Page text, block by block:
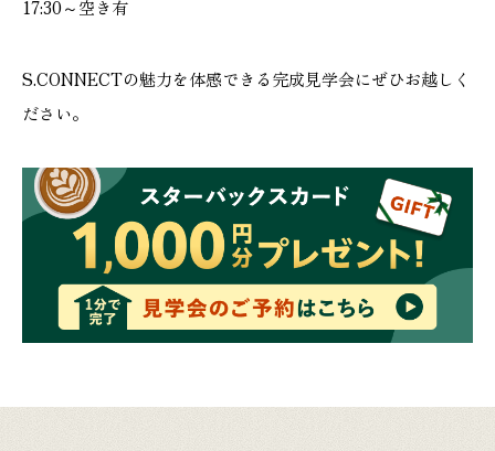
17:30～空き有
S.CONNECTの魅力を体感できる完成見学会にぜひお越しく
ださい。